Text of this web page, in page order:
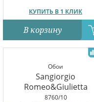
КУПИТЬ В 1 КЛИК
В корзину
Обои
Sangiorgio
Romeo&Giulietta
8760/10